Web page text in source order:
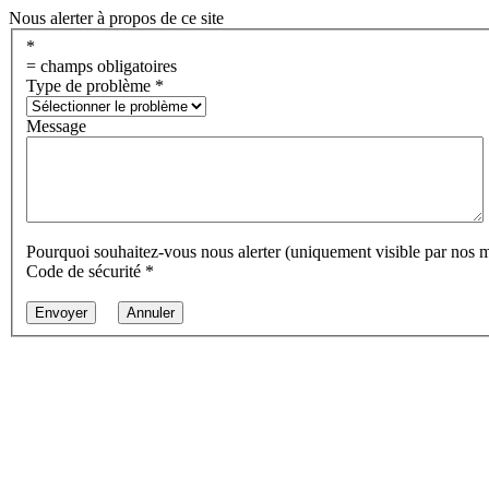
Nous alerter à propos de ce site
*
= champs obligatoires
Type de problème *
Message
Pourquoi souhaitez-vous nous alerter (uniquement visible par nos
Code de sécurité *